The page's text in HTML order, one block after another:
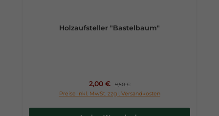
Holzaufsteller "Bastelbaum"
Verkaufspreis:
2,00 € Regulärer Preis:
9,50 €
Preise inkl. MwSt. zzgl. Versandkosten